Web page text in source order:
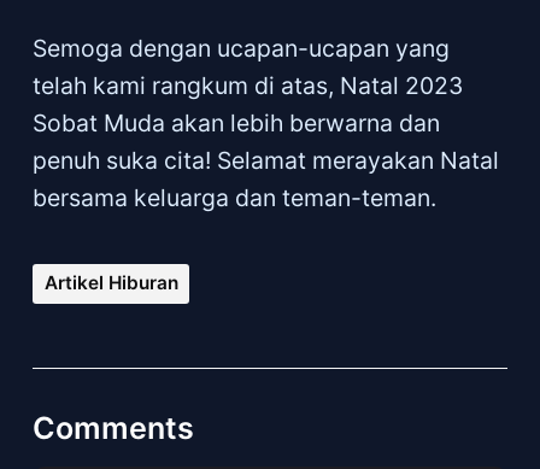
Semoga dengan ucapan-ucapan yang
telah kami rangkum di atas, Natal 2023
Sobat Muda akan lebih berwarna dan
penuh suka cita! Selamat merayakan Natal
bersama keluarga dan teman-teman.
Artikel Hiburan
Comments